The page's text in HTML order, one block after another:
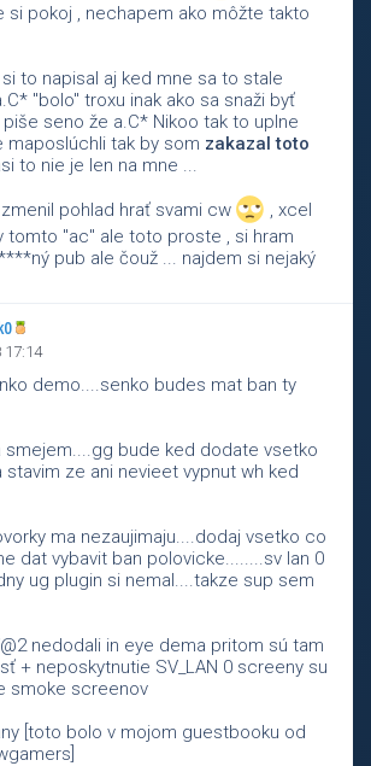
si pokoj , nechapem ako môžte takto
to napisal aj ked mne sa to stale
"bolo" troxu inak ako sa snaži byť
seno že a.C* Nikoo tak to uplne
maposlúchli tak by som zakazal toto
to nie je len na mne ...
zmenil pohlad hrať svami cw
, xcel
tomto "ac" ale toto proste , si hram
pub ale čouž ... najdem si nejaký
17:14
demo....senko budes mat ban ty
smejem....gg bude ked dodate vsetko
ze ani nevieet vypnut wh ked
ma nezaujimaju....dodaj vsetko co
dat vybavit ban polovicke........sv lan 0
ug plugin si nemal....takze sup sem
nedodali in eye dema pritom sú tam
+ neposkytnutie SV_LAN 0 screeny su
smoke screenov
[toto bolo v mojom guestbooku od